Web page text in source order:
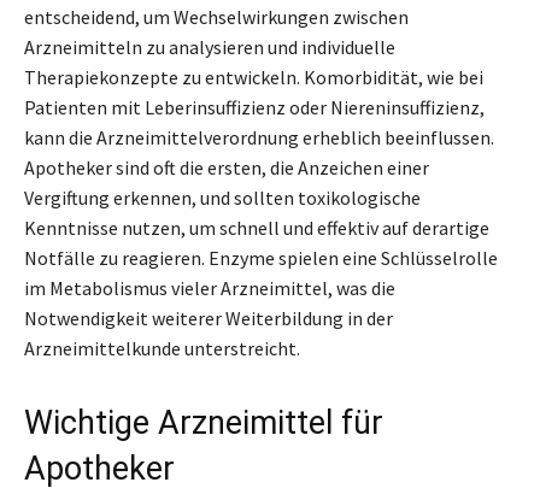
entscheidend, um Wechselwirkungen zwischen
Arzneimitteln zu analysieren und individuelle
Therapiekonzepte zu entwickeln. Komorbidität, wie bei
Patienten mit Leberinsuffizienz oder Niereninsuffizienz,
kann die Arzneimittelverordnung erheblich beeinflussen.
Apotheker sind oft die ersten, die Anzeichen einer
Vergiftung erkennen, und sollten toxikologische
Kenntnisse nutzen, um schnell und effektiv auf derartige
Notfälle zu reagieren. Enzyme spielen eine Schlüsselrolle
im Metabolismus vieler Arzneimittel, was die
Notwendigkeit weiterer Weiterbildung in der
Arzneimittelkunde unterstreicht.
Wichtige Arzneimittel für
Apotheker